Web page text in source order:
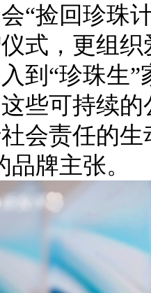
“捡回珍珠
式，更组
到“珍珠生
些可持续
会责任的
品牌主张。